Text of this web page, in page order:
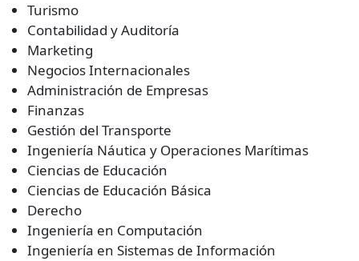
Turismo
Contabilidad y Auditoría
Marketing
Negocios Internacionales
Administración de Empresas
Finanzas
Gestión del Transporte
Ingeniería Náutica y Operaciones Marítimas
Ciencias de Educación
Ciencias de Educación Básica
Derecho
Ingeniería en Computación
Ingeniería en Sistemas de Información